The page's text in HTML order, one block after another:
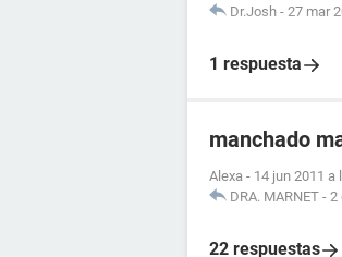
Dr.Josh - 27 mar
1 respuesta
manchado
Alexa - 14 jun 2011 a
DRA. MARNET - 2
22 respuestas